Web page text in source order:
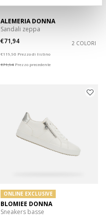
ALEMERIA DONNA
Sandali zeppa
€71,94
2 COLORI
€119,90 Prezzo di listino
€71,94 Prezzo precedente
ONLINE EXCLUSIVE
BLOMIEE DONNA
Sneakers basse